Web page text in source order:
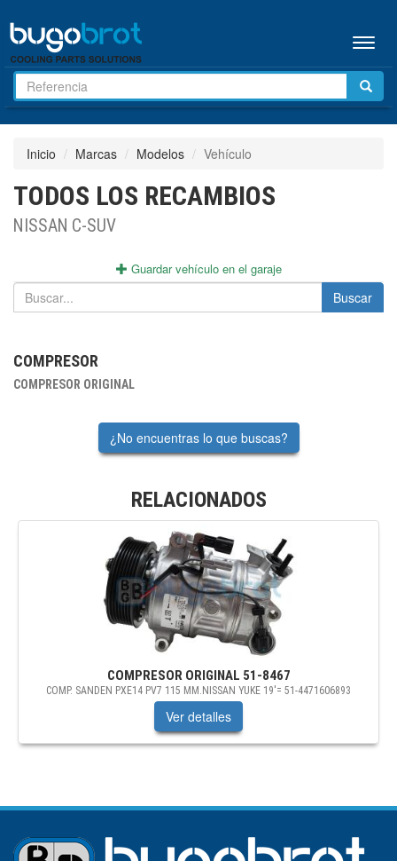
Menú
Inicio Marcas Modelos Vehículo
TODOS LOS RECAMBIOS
NISSAN C-SUV
Guardar vehículo en el garaje
Buscar
COMPRESOR
COMPRESOR ORIGINAL
¿No encuentras lo que buscas?
RELACIONADOS
COMPRESOR ORIGINAL 51-8467
COMP. SANDEN PXE14 PV7 115 MM.NISSAN YUKE 19'= 51-4471606893
Ver detalles